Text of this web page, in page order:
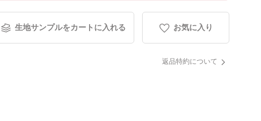
生地サンプルをカートに入れる お気に入り
返品特約について